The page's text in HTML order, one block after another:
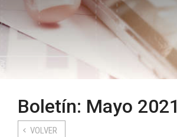
Boletín: Mayo 2021
VOLVER